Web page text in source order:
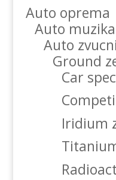
Auto oprema
Auto muzika
Auto
Ground
Car
Iridium